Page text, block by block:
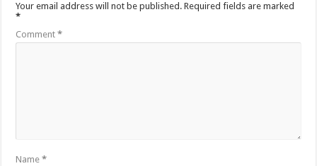
Your email address will not be published. Required fields are marked
*
Comment*
Name*